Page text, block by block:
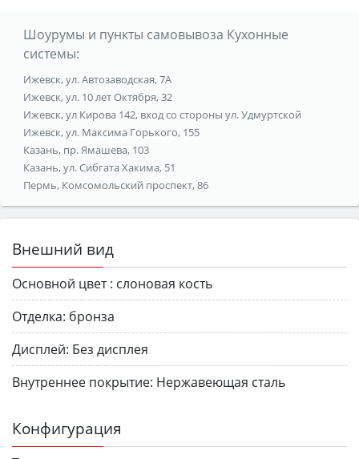
Шоурумы и пункты самовывоза Кухонные
системы:
Ижевск, ул. Автозаводская, 7А
Ижевск, ул. 10 лет Октября, 32
Ижевск, ул Кирова 142, вход со стороны ул. Удмуртской
Ижевск, ул. Максима Горького, 155
Казань, пр. Ямашева, 103
Казань, ул. Сибгата Хакима, 51
Пермь, Комсомольский проспект, 86
Внешний вид
Основной цвет : слоновая кость
Отделка: бронза
Дисплей: Без дисплея
Внутреннее покрытие: Нержавеющая сталь
Конфигурация